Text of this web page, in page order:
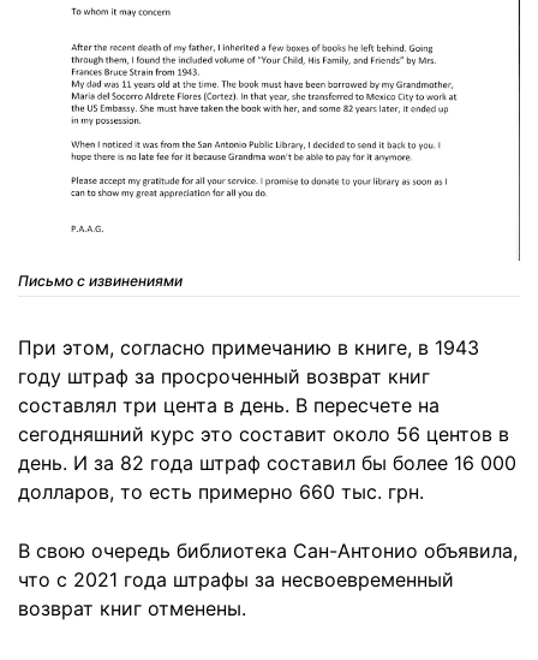
Письмо с извинениями
При этом, согласно примечанию в книге, в 1943
году штраф за просроченный возврат книг
составлял три цента в день. В пересчете на
сегодняшний курс это составит около 56 центов в
день. И за 82 года штраф составил бы более 16 000
долларов, то есть примерно 660 тыс. грн.
В свою очередь библиотека Сан-Антонио объявила,
что с 2021 года штрафы за несвоевременный
возврат книг отменены.